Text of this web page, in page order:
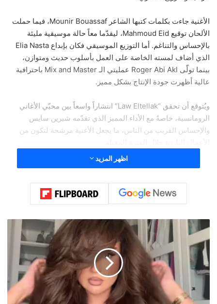
الأغنية جاءت بكلمات كتبها الشاعر Mounir Bouassaf، فيما حملت
الألحان توقيع Mahmoud Eid، ليقدّما معاً حالة موسيقية مليئة
بالإحساس والتناغم. أما التوزيع الموسيقي فكان بإبداع Elia Nasta
الذي أضاف لمسته الخاصة على العمل بأسلوب حديث ومتوازن،
بينما تولّى Roger Abi Akl عمليتي الـ Mix and Master باحترافية
عالية أظهرت جودة الإنتاج بشكل مميز.
ويُتوقع أن تحقق “Law Eltellak” انتشاراً واسعاً بين محبّي الأغاني
الرومانسية، خاصةً مع الأداء المميز الذي تقدّمه شيرين سايس
والإحساس القريب من الناس، ما يجعل الأغنية مرشحة لتكون من
تفاصيل العمل:
Written by: Mounir Bouassaf
Arranged by: Elia Nasta
Mix and Master: Roger Abi Akl
اظهر المزيد
:
ح